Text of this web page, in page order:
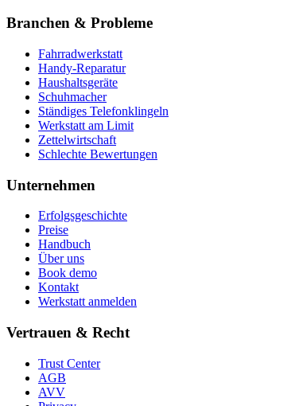
Branchen & Probleme
Fahrradwerkstatt
Handy-Reparatur
Haushaltsgeräte
Schuhmacher
Ständiges Telefonklingeln
Werkstatt am Limit
Zettelwirtschaft
Schlechte Bewertungen
Unternehmen
Erfolgsgeschichte
Preise
Handbuch
Über uns
Book demo
Kontakt
Werkstatt anmelden
Vertrauen & Recht
Trust Center
AGB
AVV